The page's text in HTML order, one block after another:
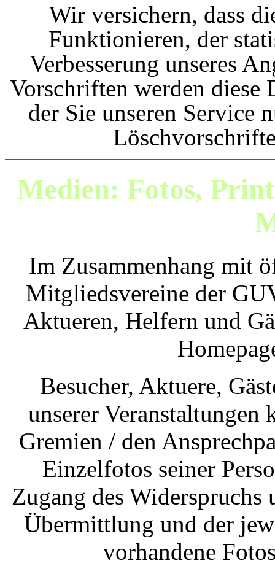
Wir versichern, dass
Funktionieren, der
Verbesserung unseres
Vorschriften werden diese
der Sie unseren Service
Medien: Fotos,
Im Zusammenhang mit
Mitgliedsvereine der
Aktueren, Helfern und
Besucher, Aktuere,
unserer Veranstaltungen
Gremien / den
Einzelfotos seiner
Zugang des
Übermittlung und der
vorhandene